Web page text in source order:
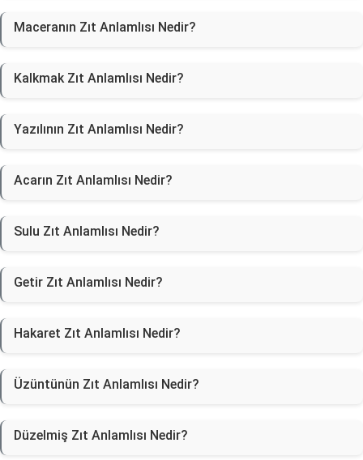
Maceranın Zıt Anlamlısı Nedir?
Kalkmak Zıt Anlamlısı Nedir?
Yazılının Zıt Anlamlısı Nedir?
Acarın Zıt Anlamlısı Nedir?
Sulu Zıt Anlamlısı Nedir?
Getir Zıt Anlamlısı Nedir?
Hakaret Zıt Anlamlısı Nedir?
Üzüntünün Zıt Anlamlısı Nedir?
Düzelmiş Zıt Anlamlısı Nedir?